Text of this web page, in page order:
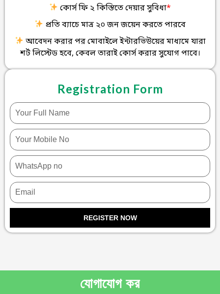
কোর্স ফি ২ কিস্তিতে দেয়ার সুবিধা*
প্রতি ব্যাচে মাত্র ২০ জন জয়েন করতে পারবে
আবেদন করার পর মোবাইলে ইন্টারভিউয়ের মাধ্যমে যারা
শর্ট লিস্টেড হবে, কেবল তারাই কোর্স করার সুযোগ পাবে।
Registration Form
REGISTER NOW
যোগাযোগ কর